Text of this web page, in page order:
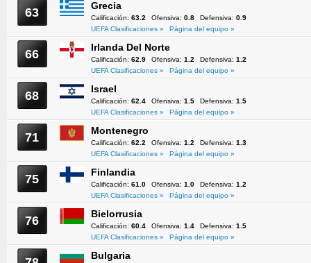
63 Grecia
Calificación: 63.2 Ofensiva: 0.8 Defensiva: 0.9
UEFA Clasificaciones »
Página del equipo »
66 Irlanda Del Norte
Calificación: 62.9 Ofensiva: 1.2 Defensiva: 1.2
UEFA Clasificaciones »
Página del equipo »
68 Israel
Calificación: 62.4 Ofensiva: 1.5 Defensiva: 1.5
UEFA Clasificaciones »
Página del equipo »
71 Montenegro
Calificación: 62.2 Ofensiva: 1.2 Defensiva: 1.3
UEFA Clasificaciones »
Página del equipo »
75 Finlandia
Calificación: 61.0 Ofensiva: 1.0 Defensiva: 1.2
UEFA Clasificaciones »
Página del equipo »
76 Bielorrusia
Calificación: 60.4 Ofensiva: 1.4 Defensiva: 1.5
UEFA Clasificaciones »
Página del equipo »
Bulgaria